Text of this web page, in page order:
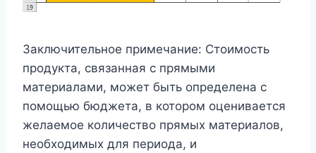
Заключительное примечание: Стоимость
продукта, связанная с прямыми
материалами, может быть определена с
помощью бюджета, в котором оценивается
желаемое количество прямых материалов,
необходимых для периода, и